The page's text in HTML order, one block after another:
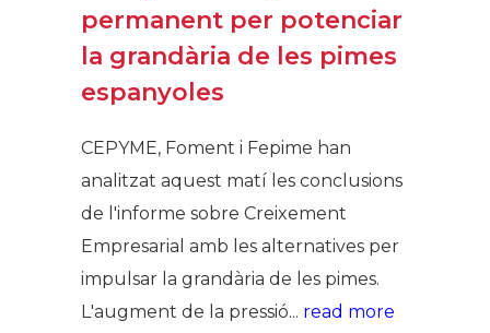
permanent per potenciar
la grandària de les pimes
espanyoles
CEPYME, Foment i Fepime han
analitzat aquest matí les conclusions
de l'informe sobre Creixement
Empresarial amb les alternatives per
impulsar la grandària de les pimes.
L'augment de la pressió... read more